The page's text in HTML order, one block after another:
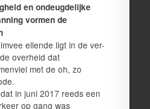
en ondeugdelijke
vormen de
ellende ligt in de ver-
overheid dat
met de oh, zo
in juni 2017 reeds een
op gang was